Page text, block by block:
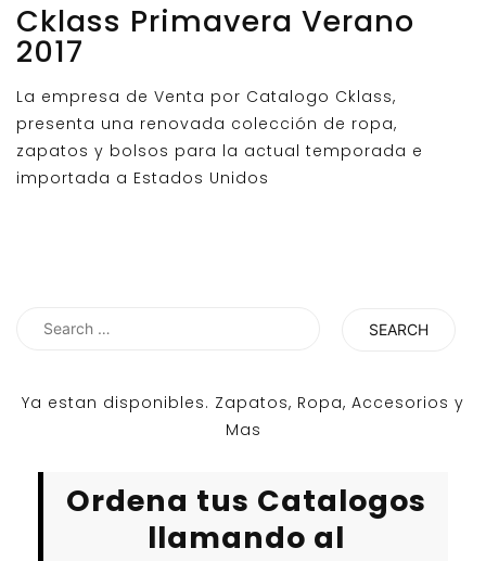
Cklass Primavera Verano
2017
La empresa de Venta por Catalogo Cklass,
presenta una renovada colección de ropa,
zapatos y bolsos para la actual temporada e
importada a Estados Unidos
Search
Ya estan disponibles. Zapatos, Ropa, Accesorios y
Mas
Ordena tus Catalogos
llamando al